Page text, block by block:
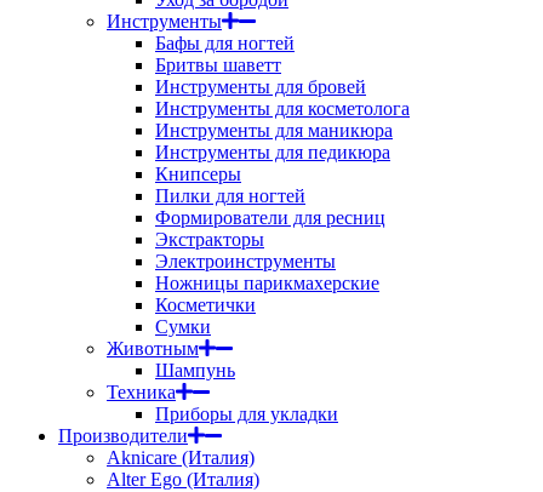
Инструменты
Бафы для ногтей
Бритвы шаветт
Инструменты для бровей
Инструменты для косметолога
Инструменты для маникюра
Инструменты для педикюра
Книпсеры
Пилки для ногтей
Формирователи для ресниц
Экстракторы
Электроинструменты
Ножницы парикмахерские
Косметички
Сумки
Животным
Шампунь
Техника
Приборы для укладки
Производители
Aknicare (Италия)
Alter Ego (Италия)